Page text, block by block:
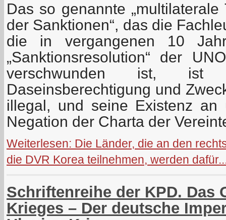
Das so genannte
der Sanktionen“, das die
die in vergangenen 10
„Sanktionsresolution“ der
verschwunden ist,
Daseinsberechtigung und
illegal, und seine Existenz
Negation der Charta der
Weiterlesen: Die Länder, die an den
die DVR Korea teilnehmen, werden
Schriftenreihe der KPD. Das
Krieges – Der deutsche